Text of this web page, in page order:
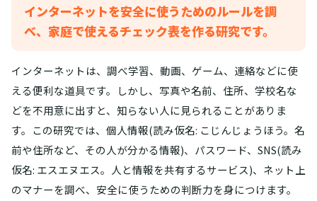
インターネットを安全に使うためのルールを調
べ、家庭で使えるチェック表を作る研究です。
インターネットは、調べ学習、動画、ゲーム、連絡などに使
える便利な道具です。しかし、写真や名前、住所、学校名な
どを不用意に出すと、知らない人に見られることがありま
す。この研究では、個人情報(読み仮名: こじんじょうほう。名
前や住所など、その人が分かる情報)、パスワード、SNS(読み
仮名: エスエヌエス。人と情報を共有するサービス)、ネット上
のマナーを調べ、安全に使うための判断力を身につけます。